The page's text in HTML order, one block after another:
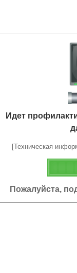
Идет
[Техническая
Пожалуйста,